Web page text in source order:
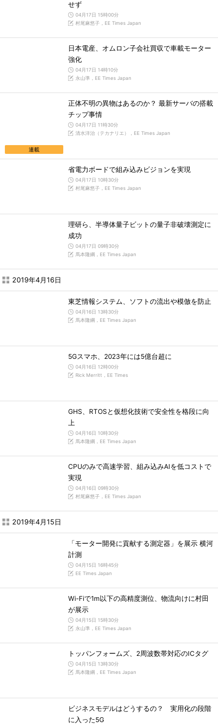
せず
04月17日 15時00分
村尾麻悠子，EE Times Japan
日本電産、オムロン子会社買収で車載モーター
強化
04月17日 14時10分
永山準，EE Times Japan
連載
正体不明の異物はあるのか？ 最新サーバの搭載
チップ事情
04月17日 11時30分
清水洋治（テカナリエ），EE Times Japan
省電力ボードで組み込みビジョンを実現
04月17日 10時30分
村尾麻悠子，EE Times Japan
理研ら、半導体量子ビットの量子非破壊測定に
成功
04月17日 09時30分
馬本隆綱，EE Times Japan
2019年4月16日
東芝情報システム、ソフトの流出や模倣を防止
04月16日 13時30分
馬本隆綱，EE Times Japan
5Gスマホ、2023年には5億台超に
04月16日 12時00分
Rick Merritt，EE Times
GHS、RTOSと仮想化技術で安全性を格段に向
上
04月16日 10時30分
馬本隆綱，EE Times Japan
CPUのみで高速学習、組み込みAIを低コストで
実現
04月16日 09時30分
村尾麻悠子，EE Times Japan
2019年4月15日
「モーター開発に貢献する測定器」を展示 横河
計測
04月15日 16時45分
EE Times Japan
Wi-Fiで1m以下の高精度測位、物流向けに村田
が展示
04月15日 15時30分
永山準，EE Times Japan
トッパンフォームズ、2周波数帯対応のICタグ
04月15日 13時30分
馬本隆綱，EE Times Japan
ビジネスモデルはどうするの？ 実用化の段階
に入った5G